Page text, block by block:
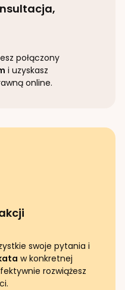
połączony
i uzyskasz
online.
swoje pytania i
w konkretnej
rozwiążesz